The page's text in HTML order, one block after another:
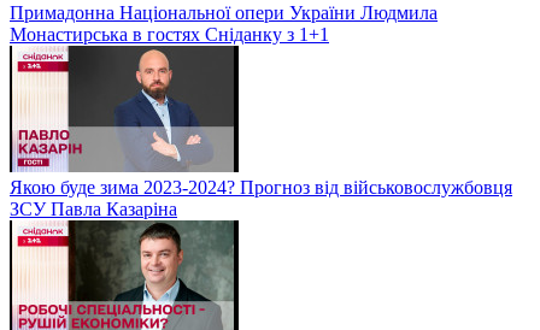
Примадонна Національної опери України Людмила
Монастирська в гостях Сніданку з 1+1
Якою буде зима 2023-2024? Прогноз від військовослужбовця
ЗСУ Павла Казаріна